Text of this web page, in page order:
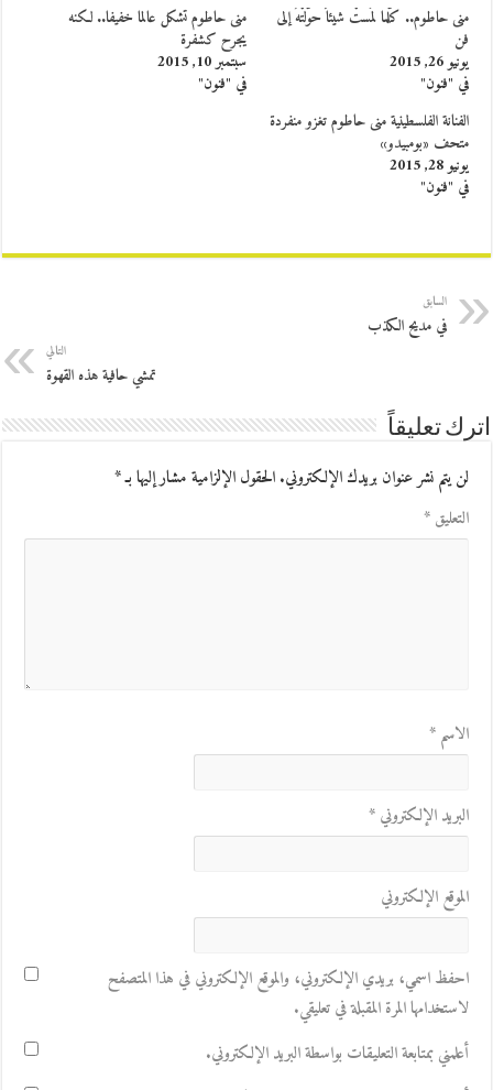
منى حاطوم.. كلّما لمَستْ شيئاً حوّلتْهُ إلى
فن
يونيو 26, 2015
في "فنون"
منى حاطوم تشكل عالما خفيفا.. لكنه
يجرح كشفرة
سبتمبر 10, 2015
في "فنون"
الفنانة الفلسطينية منى حاطوم تغزو منفردة
متحف «بومبيدو»
يونيو 28, 2015
في "فنون"
السابق
في مديح الكذب
التالي
تمشي حافية هذه القهوة
اترك تعليقاً
لن يتم نشر عنوان بريدك الإلكتروني.الحقول الإلزامية مشار إليها بـ*
التعليق*
الاسم*
البريد الإلكتروني*
الموقع الإلكتروني
احفظ اسمي، بريدي الإلكتروني، والموقع الإلكتروني في هذا المتصفح
لاستخدامها المرة المقبلة في تعليقي.
أعلمني بمتابعة التعليقات بواسطة البريد الإلكتروني.